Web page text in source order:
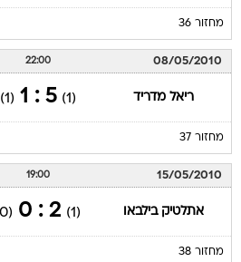
מחזור 36
08/05/2010
22:00
ריאל מדריד (1)
5 : 1
(1)
מחזור 37
15/05/2010
19:00
אתלטיק בילבאו (1)
2 : 0
(0)
מחזור 38